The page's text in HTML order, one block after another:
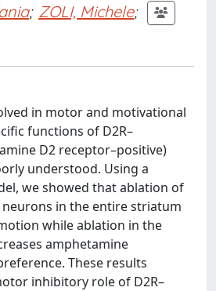
; ZOLI, Michele;
in motor and motivational
functions of D2R–
D2 receptor–positive)
understood. Using a
we showed that ablation of
in the entire striatum
while ablation in the
amphetamine
These results
inhibitory role of D2R–